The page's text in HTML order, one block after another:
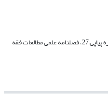
دوره 7، شماره 4 - شماره پیاپی 27، فصلنامه علمی مطالعات فقه